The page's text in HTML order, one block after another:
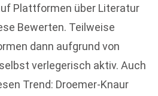
Plattformen über Literatur
Bewerten. Teilweise
dann aufgrund von
verlegerisch aktiv. Auch
Trend: Droemer-Knaur